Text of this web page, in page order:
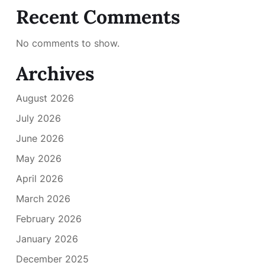
Recent Comments
No comments to show.
Archives
August 2026
July 2026
June 2026
May 2026
April 2026
March 2026
February 2026
January 2026
December 2025